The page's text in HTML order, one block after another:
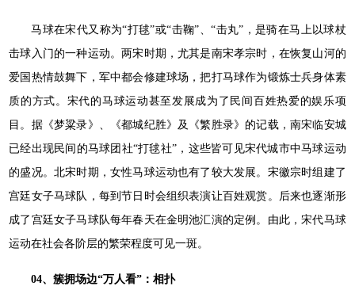
马球在宋代又称为“打毬”或“击鞠”、“击丸”，是骑在马上以球杖
击球入门的一种运动。两宋时期，尤其是南宋孝宗时，在恢复山河的
爱国热情鼓舞下，军中都会修建球场，把打马球作为锻炼士兵身体素
质的方式。宋代的马球运动甚至发展成为了民间百姓热爱的娱乐项
目。据《梦粱录》、《都城纪胜》及《繁胜录》的记载，南宋临安城
已经出现民间的马球团社“打毬社”，这些皆可见宋代城市中马球运动
的盛况。北宋时期，女性马球运动也有了较大发展。宋徽宗时组建了
宫廷女子马球队，每到节日时会组织表演让百姓观赏。后来也逐渐形
成了宫廷女子马球队每年春天在金明池汇演的定例。由此，宋代马球
运动在社会各阶层的繁荣程度可见一斑。
04、簇拥场边“万人看”：相扑